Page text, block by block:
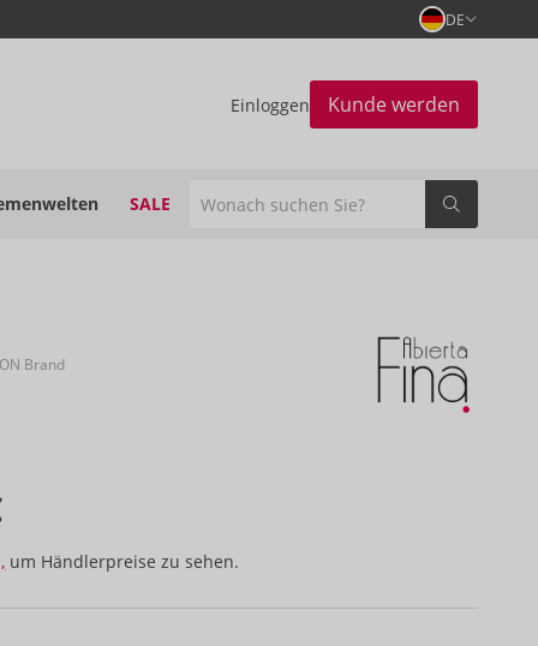
DE
Einloggen Kunde werden
SALE
Brand
um Händlerpreise zu sehen.